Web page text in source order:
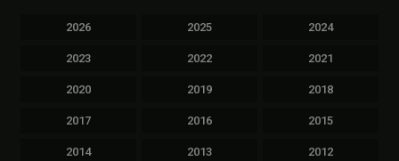
2026 2025 2024
2023 2022 2021
2020 2019 2018
2017 2016 2015
2014 2013 2012